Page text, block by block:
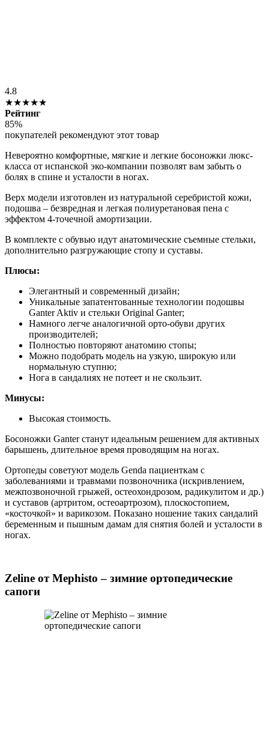
4.8
★★★★★
Рейтинг
85%
покупателей рекомендуют этот товар
Невероятно комфортные, мягкие и легкие босоножки люкс-
класса от испанской эко-компании позволят вам забыть о
болях в спине и усталости в ногах.
Верх модели изготовлен из натуральной серебристой кожи,
подошва – безвредная и легкая полиуретановая пена с
эффектом 4-точечной амортизации.
В комплекте с обувью идут анатомические съемные стельки,
дополнительно разгружающие стопу и суставы.
Плюсы:
Элегантный и современный дизайн;
Уникальные запатентованные технологии подошвы
Ganter Aktiv и стельки Original Ganter;
Намного легче аналогичной орто-обуви других
производителей;
Полностью повторяют анатомию стопы;
Можно подобрать модель на узкую, широкую или
нормальную ступню;
Нога в сандалиях не потеет и не скользит.
Минусы:
Высокая стоимость.
Босоножки Ganter станут идеальным решением для активных
барышень, длительное время проводящим на ногах.
Ортопеды советуют модель Genda пациенткам с
заболеваниями и травмами позвоночника (искривлением,
межпозвоночной грыжей, остеохондрозом, радикулитом и др.)
и суставов (артритом, остеоартрозом), плоскостопием,
«косточкой» и варикозом. Показано ношение таких сандалий
беременным и пышным дамам для снятия болей и усталости в
ногах.
Zeline от Mephisto – зимние ортопедические
сапоги